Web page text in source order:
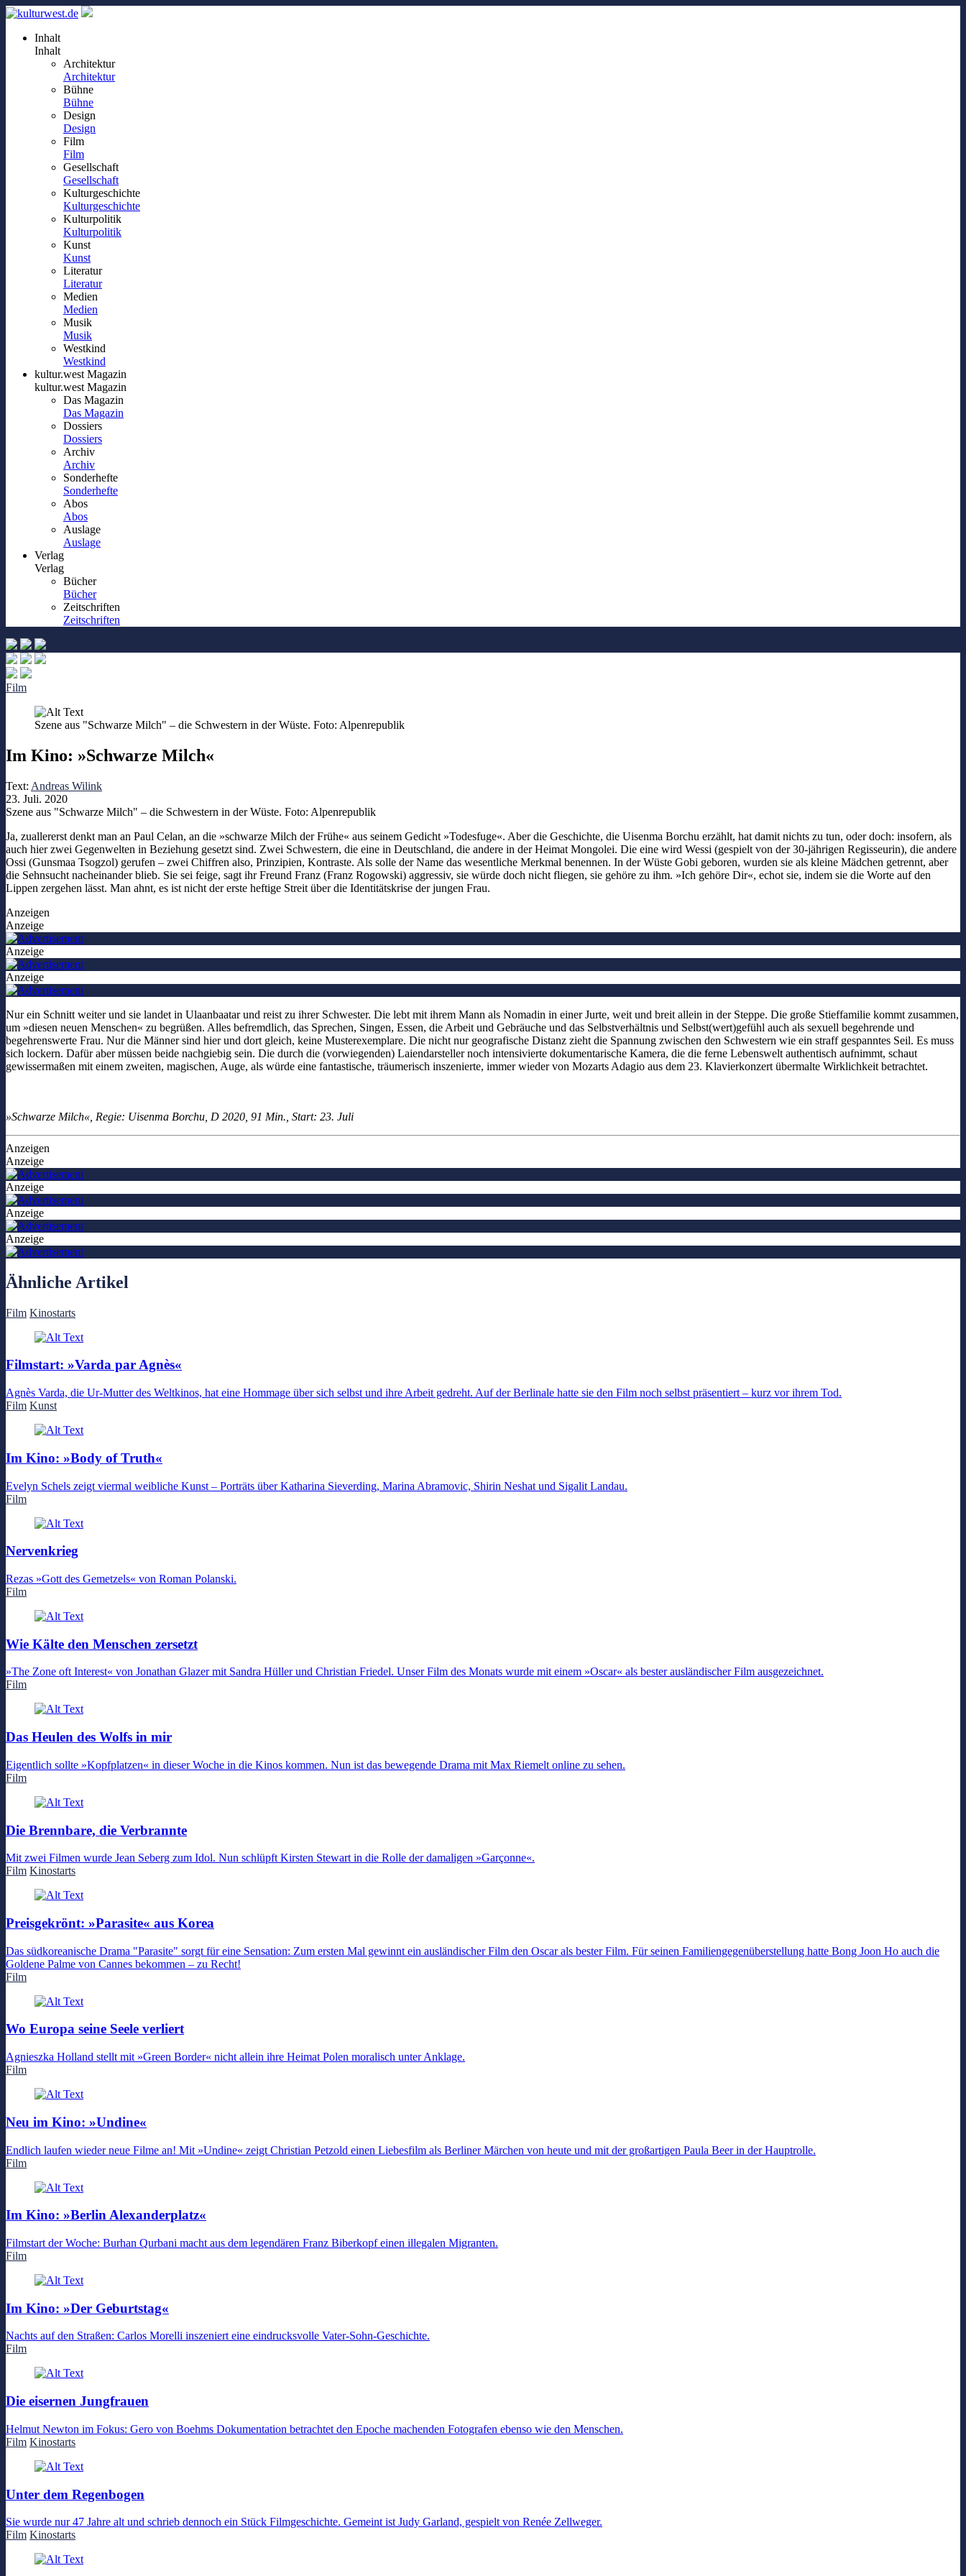
Inhalt
Inhalt
Architektur
Architektur
Bühne
Bühne
Design
Design
Film
Film
Gesellschaft
Gesellschaft
Kulturgeschichte
Kulturgeschichte
Kulturpolitik
Kulturpolitik
Kunst
Kunst
Literatur
Literatur
Medien
Medien
Musik
Musik
Westkind
Westkind
kultur.west Magazin
kultur.west Magazin
Das Magazin
Das Magazin
Dossiers
Dossiers
Archiv
Archiv
Sonderhefte
Sonderhefte
Abos
Abos
Auslage
Auslage
Verlag
Verlag
Bücher
Bücher
Zeitschriften
Zeitschriften
Film
Szene aus "Schwarze Milch" – die Schwestern in der Wüste. Foto: Alpenrepublik
Im Kino: »Schwarze Milch«
Text: Andreas Wilink
23. Juli. 2020
Szene aus "Schwarze Milch" – die Schwestern in der Wüste. Foto: Alpenrepublik
Ja, zuallererst denkt man an Paul Celan, an die »schwarze Milch der Frühe« aus seinem Gedicht »Todesfuge«. Aber die Geschichte, die Uisenma Borchu erzählt, hat damit nichts zu tun, oder doch: insofern, als
auch hier zwei Gegenwelten in Beziehung gesetzt sind. Zwei Schwestern, die eine in Deutschland, die andere in der Heimat Mongolei. Die eine wird Wessi (gespielt von der 30-jährigen Regisseurin), die andere
Ossi (Gunsmaa Tsogzol) gerufen – zwei Chiffren also, Prinzipien, Kontraste. Als solle der Name das wesentliche Merkmal benennen. In der Wüste Gobi geboren, wurden sie als kleine Mädchen getrennt, aber
die Sehnsucht nacheinander blieb. Sie sei feige, sagt ihr Freund Franz (Franz Rogowski) aggressiv, sie würde doch nicht fliegen, sie gehöre zu ihm. »Ich gehöre Dir«, echot sie, indem sie die Worte auf den
Lippen zergehen lässt. Man ahnt, es ist nicht der erste heftige Streit über die Identitätskrise der jungen Frau.
Anzeigen
Anzeige
Anzeige
Anzeige
Nur ein Schnitt weiter und sie landet in Ulaanbaatar und reist zu ihrer Schwester. Die lebt mit ihrem Mann als Nomadin in einer Jurte, weit und breit allein in der Steppe. Die große Stieffamilie kommt zusammen,
um »diesen neuen Menschen« zu begrüßen. Alles befremdlich, das Sprechen, Singen, Essen, die Arbeit und Gebräuche und das Selbstverhältnis und Selbst(wert)gefühl auch als sexuell begehrende und
begehrenswerte Frau. Nur die Männer sind hier und dort gleich, keine Musterexemplare. Die nicht nur geografische Distanz zieht die Spannung zwischen den Schwestern wie ein straff gespanntes Seil. Es muss
sich lockern. Dafür aber müssen beide nachgiebig sein. Die durch die (vorwiegenden) Laiendarsteller noch intensivierte dokumentarische Kamera, die die ferne Lebenswelt authentisch aufnimmt, schaut
gewissermaßen mit einem zweiten, magischen, Auge, als würde eine fantastische, träumerisch inszenierte, immer wieder von Mozarts Adagio aus dem 23. Klavierkonzert übermalte Wirklichkeit betrachtet.
»Schwarze Milch«, Regie: Uisenma Borchu, D 2020, 91 Min., Start: 23. Juli
Anzeigen
Anzeige
Anzeige
Anzeige
Anzeige
Ähnliche Artikel
Film Kinostarts
Filmstart: »Varda par Agnès«
Agnès Varda, die Ur-Mutter des Weltkinos, hat eine Hommage über sich selbst und ihre Arbeit gedreht. Auf der Berlinale hatte sie den Film noch selbst präsentiert – kurz vor ihrem Tod.
Film Kunst
Im Kino: »Body of Truth«
Evelyn Schels zeigt viermal weibliche Kunst – Porträts über Katharina Sieverding, Marina Abramovic, Shirin Neshat und Sigalit Landau.
Film
Nervenkrieg
Rezas »Gott des Gemetzels« von Roman Polanski.
Film
Wie Kälte den Menschen zersetzt
»The Zone oft Interest« von Jonathan Glazer mit Sandra Hüller und Christian Friedel. Unser Film des Monats wurde mit einem »Oscar« als bester ausländischer Film ausgezeichnet.
Film
Das Heulen des Wolfs in mir
Eigentlich sollte »Kopfplatzen« in dieser Woche in die Kinos kommen. Nun ist das bewegende Drama mit Max Riemelt online zu sehen.
Film
Die Brennbare, die Verbrannte
Mit zwei Filmen wurde Jean Seberg zum Idol. Nun schlüpft Kirsten Stewart in die Rolle der damaligen »Garçonne«.
Film Kinostarts
Preisgekrönt: »Parasite« aus Korea
Das südkoreanische Drama "Parasite" sorgt für eine Sensation: Zum ersten Mal gewinnt ein ausländischer Film den Oscar als bester Film. Für seinen Familiengegenüberstellung hatte Bong Joon Ho auch die
Goldene Palme von Cannes bekommen – zu Recht!
Film
Wo Europa seine Seele verliert
Agnieszka Holland stellt mit »Green Border« nicht allein ihre Heimat Polen moralisch unter Anklage.
Film
Neu im Kino: »Undine«
Endlich laufen wieder neue Filme an! Mit »Undine« zeigt Christian Petzold einen Liebesfilm als Berliner Märchen von heute und mit der großartigen Paula Beer in der Hauptrolle.
Film
Im Kino: »Berlin Alexanderplatz«
Filmstart der Woche: Burhan Qurbani macht aus dem legendären Franz Biberkopf einen illegalen Migranten.
Film
Im Kino: »Der Geburtstag«
Nachts auf den Straßen: Carlos Morelli inszeniert eine eindrucksvolle Vater-Sohn-Geschichte.
Film
Die eisernen Jungfrauen
Helmut Newton im Fokus: Gero von Boehms Dokumentation betrachtet den Epoche machenden Fotografen ebenso wie den Menschen.
Film Kinostarts
Unter dem Regenbogen
Sie wurde nur 47 Jahre alt und schrieb dennoch ein Stück Filmgeschichte. Gemeint ist Judy Garland, gespielt von Renée Zellweger.
Film Kinostarts